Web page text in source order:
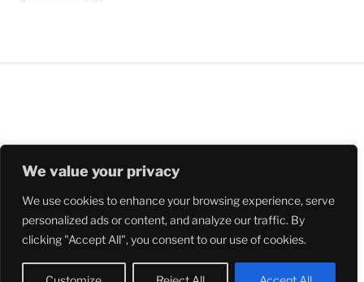
We value your privacy
We use cookies to enhance your browsing experience, serve
personalized ads or content, and analyze our traffic. By
clicking "Accept All", you consent to our use of cookies.
LinkedIn
Impressum und Kontakt Stolz präsentiert von WordPress